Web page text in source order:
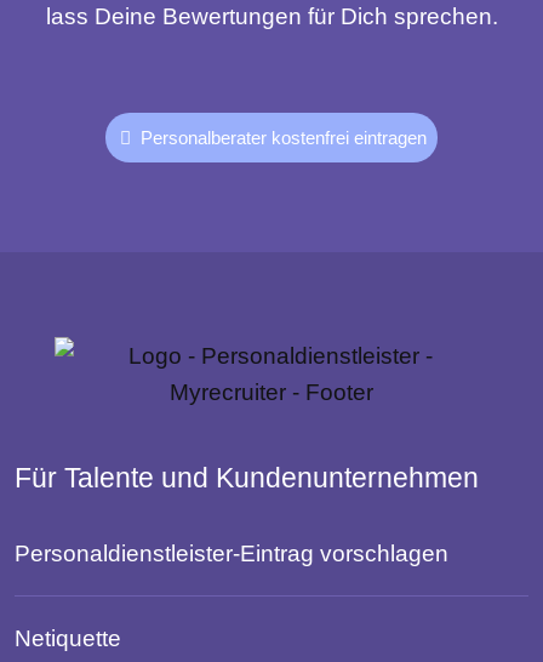
lass Deine Bewertungen für Dich sprechen.
Personalberater kostenfrei eintragen
Für Talente und Kundenunternehmen
Personaldienstleister-Eintrag vorschlagen
Netiquette